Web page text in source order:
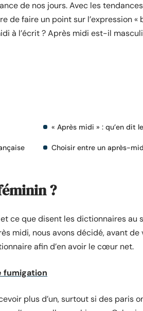
de nos jours. Avec les
de faire un point sur l’expression «
à l’écrit ? Après midi est-il
« Après midi » : qu’en dit
Choisir entre un après-
?
ce que disent les dictionnaires au
midi, nous avons décidé, avant
afin d’en avoir le cœur net.
fumigation
plus d’un, surtout si des paris